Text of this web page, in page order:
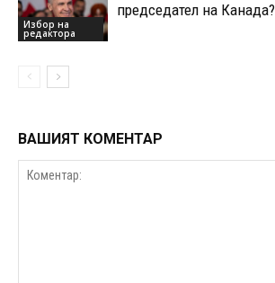
Избор на
редактора
председател на Канада?
ВАШИЯТ КОМЕНТАР